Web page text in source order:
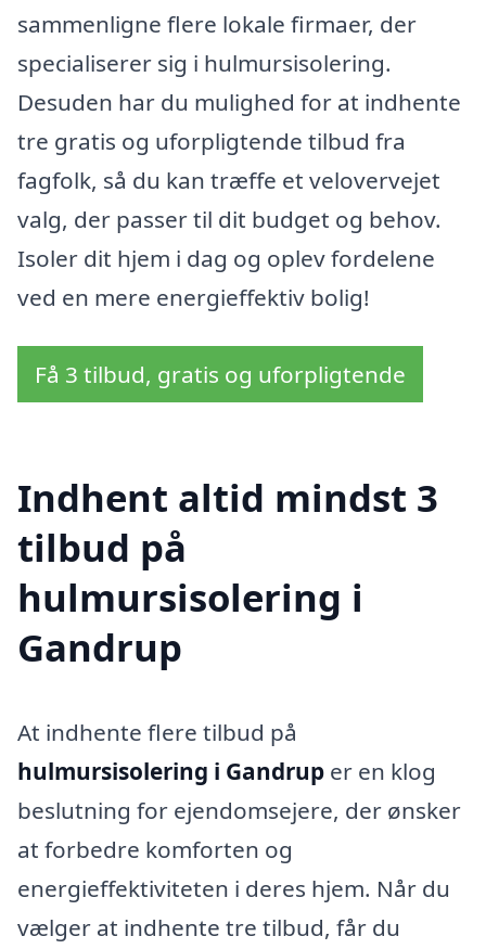
sammenligne flere lokale firmaer, der
specialiserer sig i hulmursisolering.
Desuden har du mulighed for at indhente
tre gratis og uforpligtende tilbud fra
fagfolk, så du kan træffe et velovervejet
valg, der passer til dit budget og behov.
Isoler dit hjem i dag og oplev fordelene
ved en mere energieffektiv bolig!
Få 3 tilbud, gratis og uforpligtende
Indhent altid mindst 3
tilbud på
hulmursisolering i
Gandrup
At indhente flere tilbud på
hulmursisolering i Gandrup er en klog
beslutning for ejendomsejere, der ønsker
at forbedre komforten og
energieffektiviteten i deres hjem. Når du
vælger at indhente tre tilbud, får du